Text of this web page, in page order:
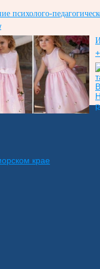
психолого-
крае